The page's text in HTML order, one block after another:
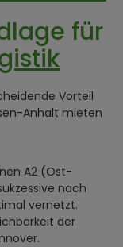
für
Vorteil
Anhalt mieten
A2 (Ost-
nach
vernetzt.
der